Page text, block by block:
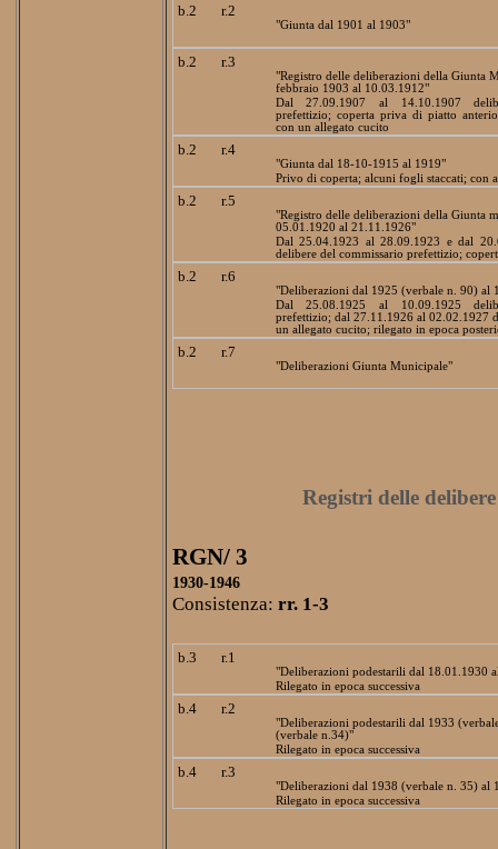
b.2 r.2
"Giunta dal 1901 al 1903"
b.2 r.3
"Registro delle deliberazioni della Giunta
febbraio 1903 al 10.03.1912"
Dal 27.09.1907 al 14.10.1907
prefettizio; coperta priva di piatto
con un allegato cucito
b.2 r.4
"Giunta dal 18-10-1915 al 1919"
Privo di coperta; alcuni fogli staccati; con
b.2 r.5
"Registro delle deliberazioni della Giunta
05.01.1920 al 21.11.1926"
Dal 25.04.1923 al 28.09.1923 e dal
delibere del commissario prefettizio;
b.2 r.6
"Deliberazioni dal 1925 (verbale n. 90) al
Dal 25.08.1925 al 10.09.1925
prefettizio; dal 27.11.1926 al 02.02.1927
un allegato cucito; rilegato in epoca
b.2 r.7
"Deliberazioni Giunta Municipale"
Registri delle
RGN/ 3
1930-1946
Consistenza: rr. 1-3
b.3 r.1
"Deliberazioni podestarili dal 18.01.1930
Rilegato in epoca successiva
b.4 r.2
"Deliberazioni podestarili dal 1933
(verbale n.34)"
Rilegato in epoca successiva
b.4 r.3
"Deliberazioni dal 1938 (verbale n. 35) al
Rilegato in epoca successiva